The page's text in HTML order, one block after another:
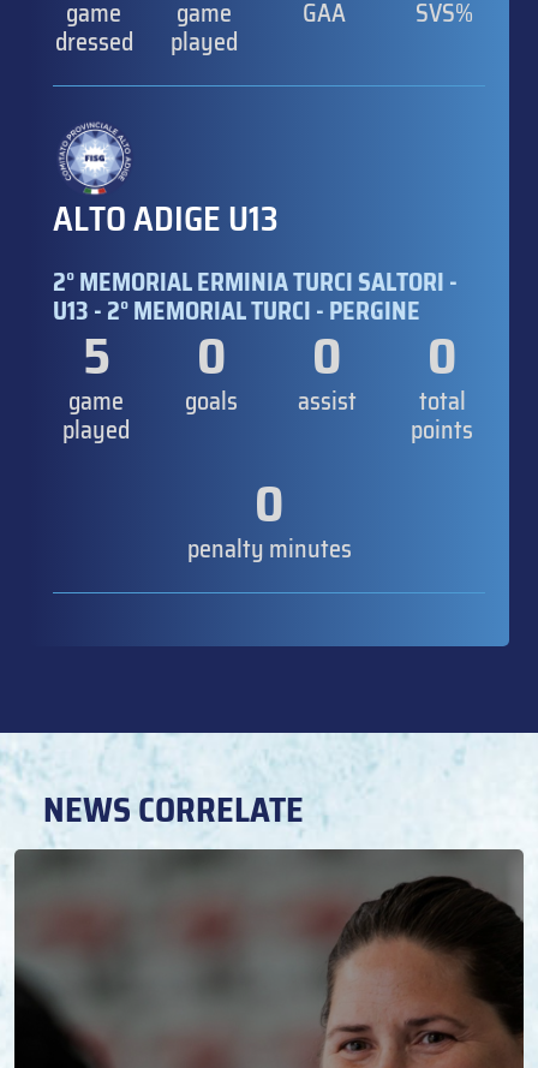
game
dressed
game
played
GAA SVS%
ALTO ADIGE U13
2° MEMORIAL ERMINIA TURCI SALTORI -
U13 - 2° MEMORIAL TURCI - PERGINE
5
game
played
0
goals
0
assist
0
total
points
0
penalty minutes
NEWS CORRELATE